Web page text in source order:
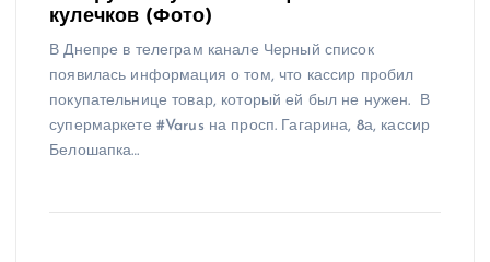
кулечков (Фото)
В Днепре в телеграм канале Черный список
появилась информация о том, что кассир пробил
покупательнице товар, который ей был не нужен. В
супермаркете #Varus на просп. Гагарина, 8а, кассир
Белошапка…